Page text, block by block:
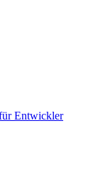
Entwickler